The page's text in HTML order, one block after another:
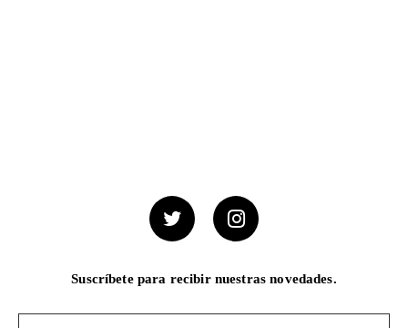
Suscríbete para recibir nuestras novedades.